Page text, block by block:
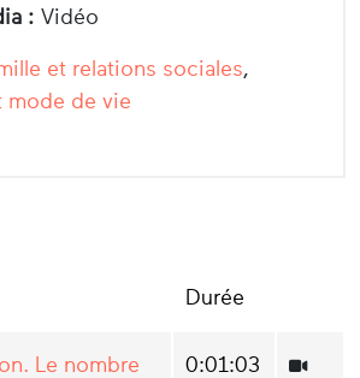
: Vidéo
et relations sociales,
mode de vie
Durée
Le nombre
0:01:03